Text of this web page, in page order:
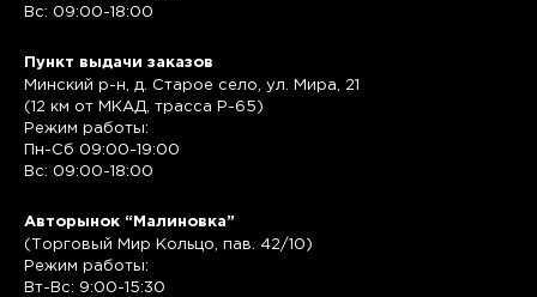
Вс: 09:00-18:00
Пункт выдачи заказов
Минский р-н, д. Старое село, ул. Мира, 21
(12 км от МКАД, трасса P-65)
Режим работы:
Пн-Сб 09:00-19:00
Вс: 09:00-18:00
Авторынок “Малиновка”
(Торговый Мир Кольцо, пав. 42/10)
Режим работы:
Вт-Вс: 9:00-15:30